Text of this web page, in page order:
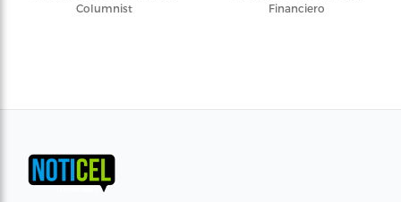
Columnist
Financiero